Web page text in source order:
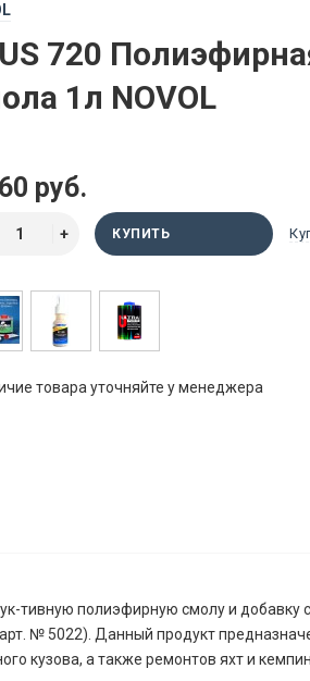
720
1л NOVOL
руб.
КУПИТЬ
товара уточняйте у менеджера
тивную полиэфирную смолу и добавку
№ 5022). Данный продукт
кузова, а также ремонтов яхт и